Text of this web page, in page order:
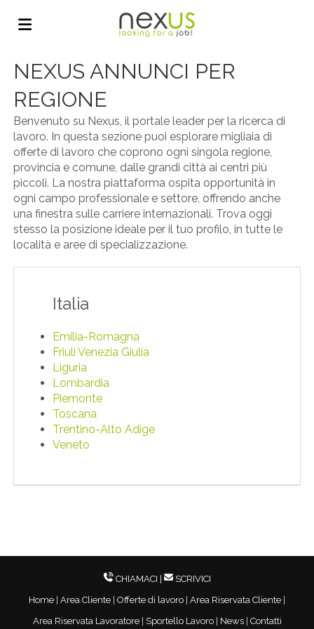
Home
Offerte
di
lavoro
Carica
il
CV
Login
Lingua
FR
IT
PT
NEXUS ANNUNCI PER
REGIONE
Benvenuto su Nexus, il portale leader per la ricerca di
lavoro. In questa sezione puoi esplorare migliaia di
offerte di lavoro che coprono ogni singola regione,
provincia e comune, dalle grandi città ai centri più
piccoli. La nostra piattaforma ospita opportunità in
ogni campo professionale e settore, offrendo anche
una finestra sulle carriere internazionali. Trova oggi
stesso la posizione ideale per il tuo profilo, in tutte le
località e aree di specializzazione.
Italia
Emilia-Romagna
Friuli Venezia Giulia
Liguria
Lombardia
Piemonte
Toscana
Trentino-Alto Adige
Veneto
CHIAMACI
SCRIVICI
Home Area Cliente Offerte di lavoro Area Riservata Cliente
Area Riservata Lavoratore| Sportello Lavoro| News Contatti